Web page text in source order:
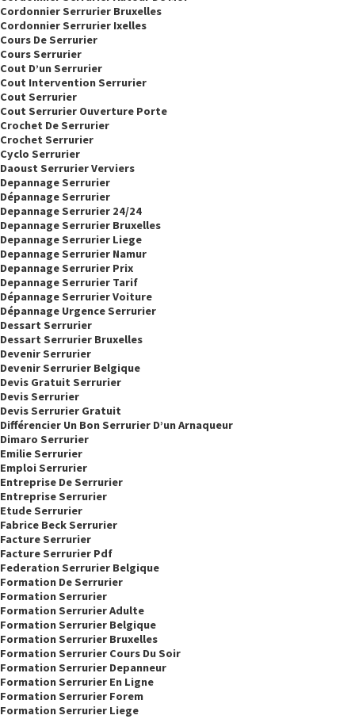
Cordonnier Serrurier Bruxelles
Cordonnier Serrurier Ixelles
Cours De Serrurier
Cours Serrurier
Cout D’un Serrurier
Cout Intervention Serrurier
Cout Serrurier
Cout Serrurier Ouverture Porte
Crochet De Serrurier
Crochet Serrurier
Cyclo Serrurier
Daoust Serrurier Verviers
Depannage Serrurier
Dépannage Serrurier
Depannage Serrurier 24/24
Depannage Serrurier Bruxelles
Depannage Serrurier Liege
Depannage Serrurier Namur
Depannage Serrurier Prix
Depannage Serrurier Tarif
Dépannage Serrurier Voiture
Dépannage Urgence Serrurier
Dessart Serrurier
Dessart Serrurier Bruxelles
Devenir Serrurier
Devenir Serrurier Belgique
Devis Gratuit Serrurier
Devis Serrurier
Devis Serrurier Gratuit
Différencier Un Bon Serrurier D’un Arnaqueur
Dimaro Serrurier
Emilie Serrurier
Emploi Serrurier
Entreprise De Serrurier
Entreprise Serrurier
Etude Serrurier
Fabrice Beck Serrurier
Facture Serrurier
Facture Serrurier Pdf
Federation Serrurier Belgique
Formation De Serrurier
Formation Serrurier
Formation Serrurier Adulte
Formation Serrurier Belgique
Formation Serrurier Bruxelles
Formation Serrurier Cours Du Soir
Formation Serrurier Depanneur
Formation Serrurier En Ligne
Formation Serrurier Forem
Formation Serrurier Liege